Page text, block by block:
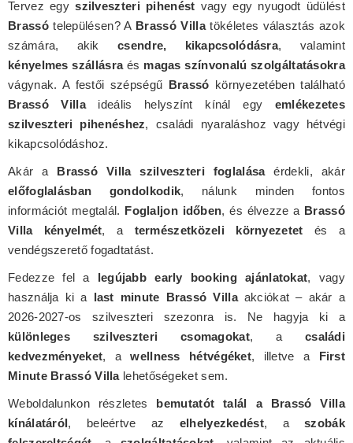
Tervez egyszilveszteri pihenést vagy egy nyugodt üdülést
Brassótelepülésen? A Brassó Villatökéletes választás azok
számára, akik csendre, kikapcsolódásra, valamint
kényelmes szállásraés magas színvonalú szolgáltatásokra
vágynak. A festői szépségű Brassó környezetében található
Brassó Villaideális helyszínt kínál egy emlékezetes
szilveszteri pihenéshez, családi nyaraláshoz vagy hétvégi
kikapcsolódáshoz.
Akár a Brassó Villa szilveszteri foglalásaérdekli, akár
előfoglalásban gondolkodik, nálunk minden fontos
információt megtalál. Foglaljon időben, és élvezze a Brassó
Villa kényelmét, a természetközeli környezetet és a
vendégszerető fogadtatást.
Fedezze fel a legújabb early booking ajánlatokat, vagy
használja ki a last minute Brassó Villaakciókat – akár a
2026-2027-os szilveszteri szezonra is. Ne hagyja ki a
különleges szilveszteri csomagokat, a családi
kedvezményeket, awellness hétvégéket, illetve a First
Minute Brassó Villalehetőségeket sem.
Weboldalunkon részletes bemutatót talál a Brassó Villa
kínálatáról, beleértve az elhelyezkedést, aszobák